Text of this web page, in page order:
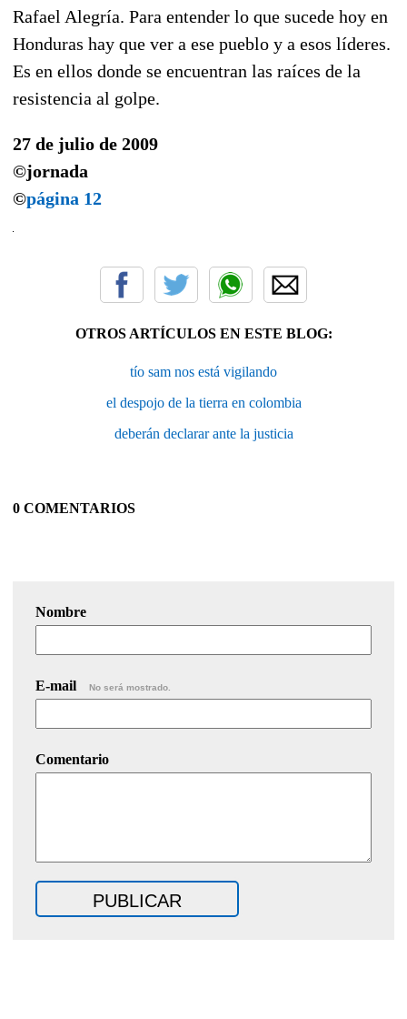
Rafael Alegría. Para entender lo que sucede hoy en
Honduras hay que ver a ese pueblo y a esos líderes.
Es en ellos donde se encuentran las raíces de la
resistencia al golpe.
27 de julio de 2009
©jornada
©página 12
OTROS ARTÍCULOS EN ESTE BLOG:
tío sam nos está vigilando
el despojo de la tierra en colombia
deberán declarar ante la justicia
0 COMENTARIOS
Nombre
E-mail No será mostrado.
Comentario